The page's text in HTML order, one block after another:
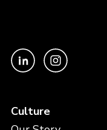
Culture